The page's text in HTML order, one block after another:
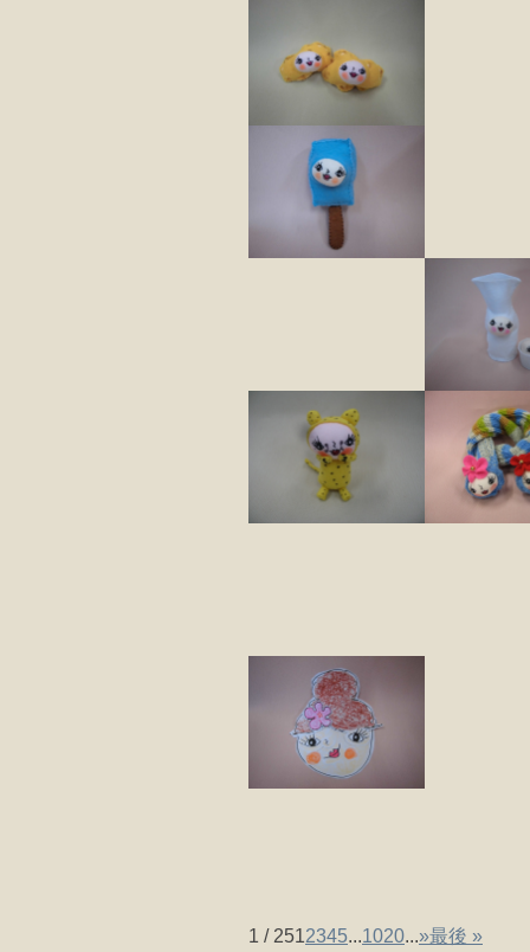
1 / 2512345...1020...»最後 »